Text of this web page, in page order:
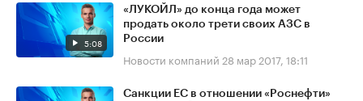
5:08
«ЛУКОЙЛ» до конца года может
продать около трети своих АЗС в
России
Новости компаний 28 мар 2017, 18:11
Санкции ЕС в отношении «Роснефти»